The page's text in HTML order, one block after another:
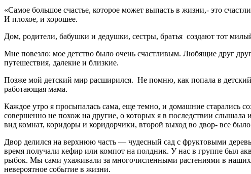
«Самое большое счастье, которое может выпасть в жизни,- это
И плохое, и хорошее.
Дом, родители, бабушки и дедушки, сестры, братья создают тот
Мне повезло: мое детство было очень счастливым. Любящие друг
путешествия, далекие и близкие.
Позже мой детский мир расширился. Не помню, как попала в
работающая мама.
Каждое утро я просыпалась сама, еще темно, и домашние старались
совершенно не похож на другие, о которых я в последствии слышала
вид комнат, коридоры и коридорчики, второй выход во двор- все
Двор делился на верхнюю часть — чудесный сад с фруктовыми
время получали кефир или компот на полдник. У нас в группе был
рыбок. Мы сами ухаживали за многочисленными растениями в наших
невероятное событие в жизни.